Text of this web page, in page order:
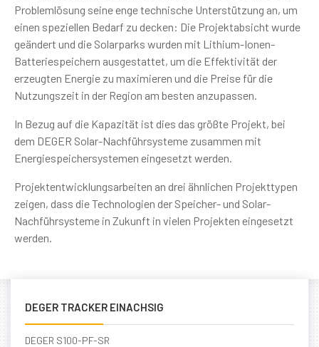
Problemlösung seine enge technische Unterstützung an, um
einen speziellen Bedarf zu decken: Die Projektabsicht wurde
geändert und die Solarparks wurden mit Lithium-Ionen-
Batteriespeichern ausgestattet, um die Effektivität der
erzeugten Energie zu maximieren und die Preise für die
Nutzungszeit in der Region am besten anzupassen.
In Bezug auf die Kapazität ist dies das größte Projekt, bei
dem DEGER Solar-Nachführsysteme zusammen mit
Energiespeichersystemen eingesetzt werden.
Projektentwicklungsarbeiten an drei ähnlichen Projekttypen
zeigen, dass die Technologien der Speicher- und Solar-
Nachführsysteme in Zukunft in vielen Projekten eingesetzt
werden.
DEGER TRACKER EINACHSIG
DEGER S100-PF-SR